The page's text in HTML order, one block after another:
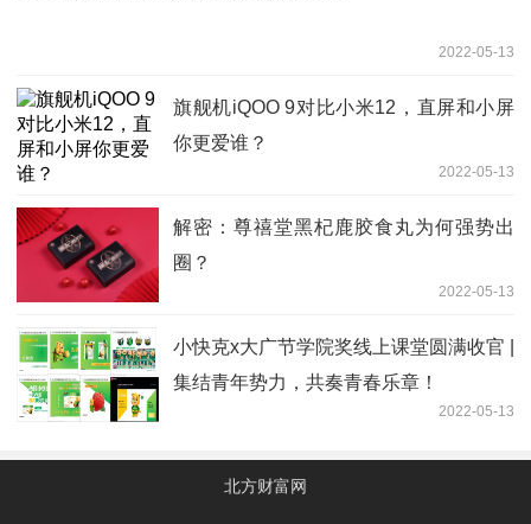
2022-05-13
旗舰机iQOO 9对比小米12，直屏和小屏
你更爱谁？
2022-05-13
解密：尊禧堂黑杞鹿胶食丸为何强势出
圈？
2022-05-13
小快克x大广节学院奖线上课堂圆满收官 |
集结青年势力，共奏青春乐章！
2022-05-13
北方财富网